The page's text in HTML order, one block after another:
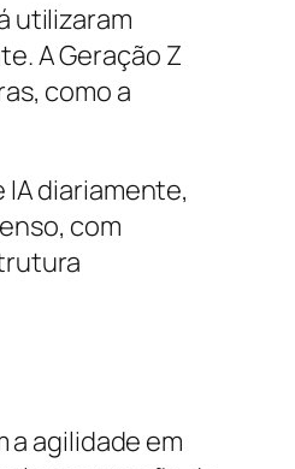
utilizaram
A Geração Z
como a
diariamente,
com
a agilidade em